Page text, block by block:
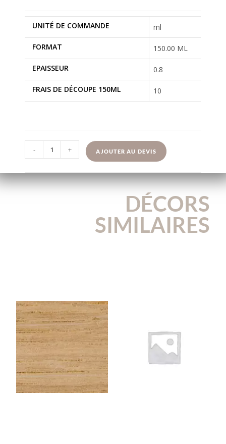
UNITÉ DE COMMANDE ml
FORMAT 150.00 ML
EPAISSEUR 0.8
FRAIS DE DÉCOUPE 150ML 10
- + AJOUTER AU DEVIS
DÉCORS
SIMILAIRES